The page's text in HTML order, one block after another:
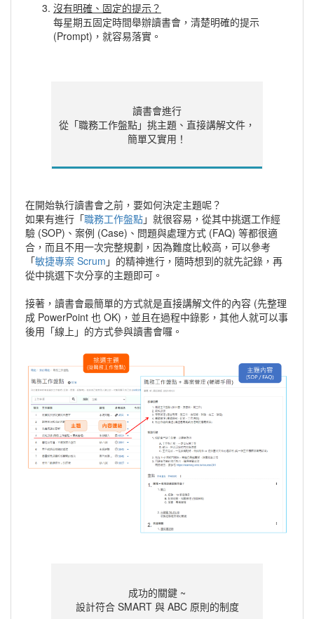
沒有明確、固定的提示？
每星期五固定時間舉辦讀書會，清楚明確的提示
(Prompt)，就容易落實。
讀書會進行
從「職務工作盤點」挑主題、直接講解文件，
簡單又實用！
在開始執行讀書會之前，要如何決定主題呢？
如果有進行「職務工作盤點」就很容易，從其中挑選工作經
驗 (SOP)、案例 (Case)、問題與處理方式 (FAQ) 等都很適
合，而且不用一次完整規劃，因為難度比較高，可以參考
「敏捷專案 Scrum 」的精神進行，隨時想到的就先記錄，再
從中挑選下次分享的主題即可。
接著，讀書會最簡單的方式就是直接講解文件的內容 (先整理
成 PowerPoint 也 OK)，並且在過程中錄影，其他人就可以事
後用「線上」的方式參與讀書會囉。
成功的關鍵 ~
設計符合 SMART 與 ABC 原則的制度